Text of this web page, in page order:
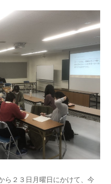
ら２３日月曜日にかけて、今